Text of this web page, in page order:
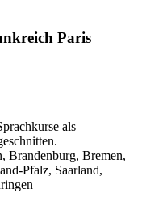
Paris
als
Brandenburg, Bremen,
Pfalz, Saarland,